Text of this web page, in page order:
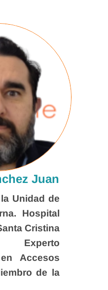
Juan
Unidad de
Hospital
Cristina
Experto
Accesos
de la